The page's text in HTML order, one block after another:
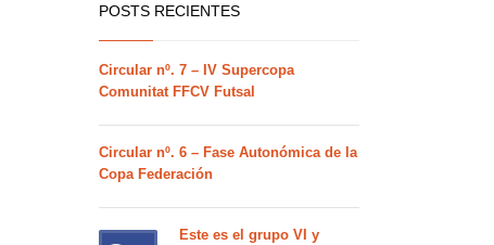
POSTS RECIENTES
Circular nº. 7 – IV Supercopa
Comunitat FFCV Futsal
Circular nº. 6 – Fase Autonómica de la
Copa Federación
Este es el grupo VI y